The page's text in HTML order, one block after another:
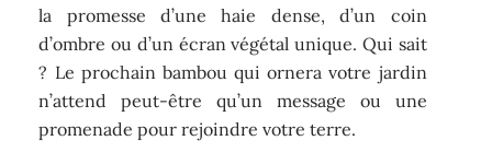
la promesse d’une haie dense, d’un coin
d’ombre ou d’un écran végétal unique. Qui sait
? Le prochain bambou qui ornera votre jardin
n’attend peut-être qu’un message ou une
promenade pour rejoindre votre terre.